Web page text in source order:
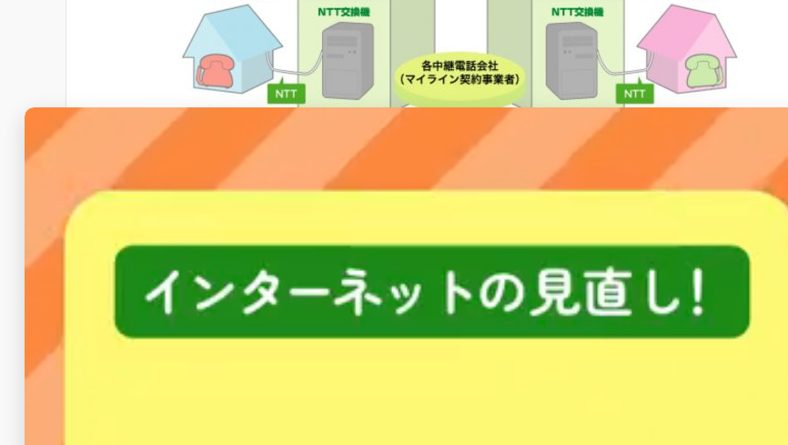
ただこの各中継電話会社は、マイラインに加入しなくても利用することができます。
そもそも固定電話の契約をNTTとした時、固定電話の請求は基本料も通話料もNTTから請求が来ますよ
ね。